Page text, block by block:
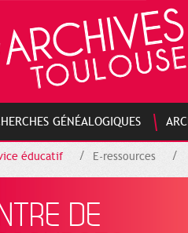
GÉNÉALOGIQUES
éducatif E-ressources
DE